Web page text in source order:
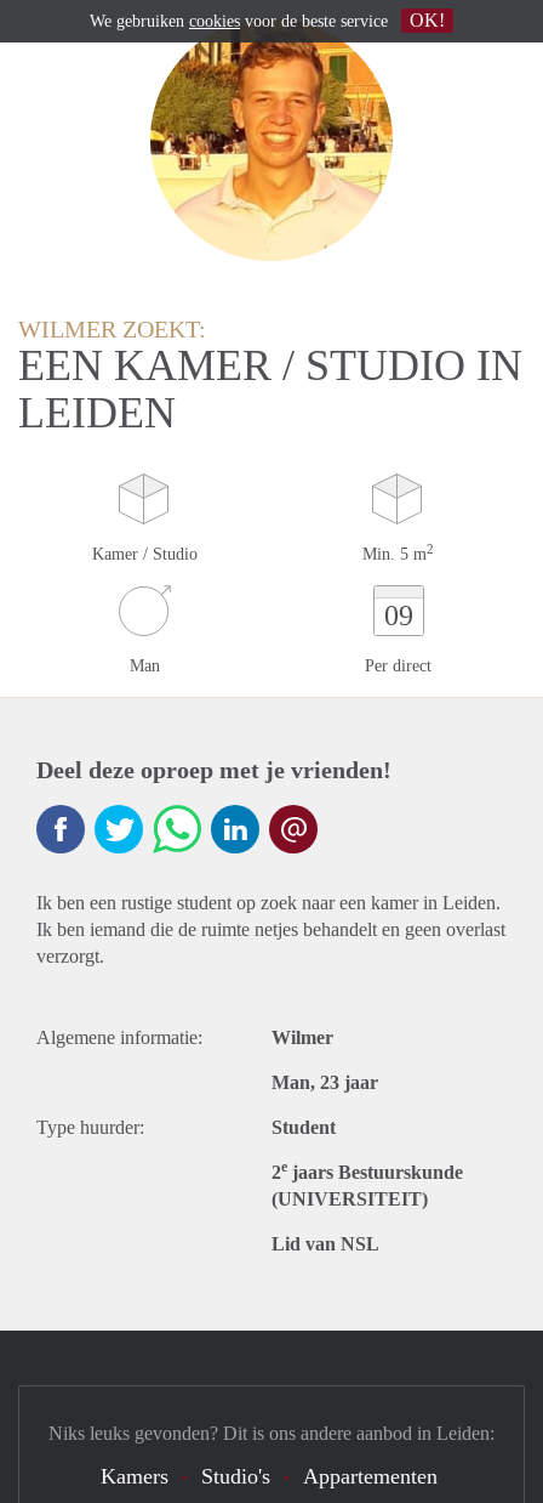
WILMER ZOEKT:
EEN KAMER / STUDIO IN
LEIDEN
Kamer / Studio Min. 5 m2
Man
09
Per direct
Deel deze oproep met je vrienden!
Ik ben een rustige student op zoek naar een kamer in Leiden.
Ik ben iemand die de ruimte netjes behandelt en geen overlast
verzorgt.
Algemene informatie: Wilmer
Man, 23 jaar
Type huurder: Student
2e jaars Bestuurskunde
(UNIVERSITEIT)
Lid van NSL
Niks leuks gevonden? Dit is ons andere aanbod in Leiden:
Kamers Studio's Appartementen
We gebruiken cookies voor de beste service OK!